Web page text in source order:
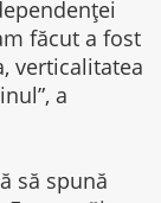
făcut a fost
verticalitatea
a
să spună